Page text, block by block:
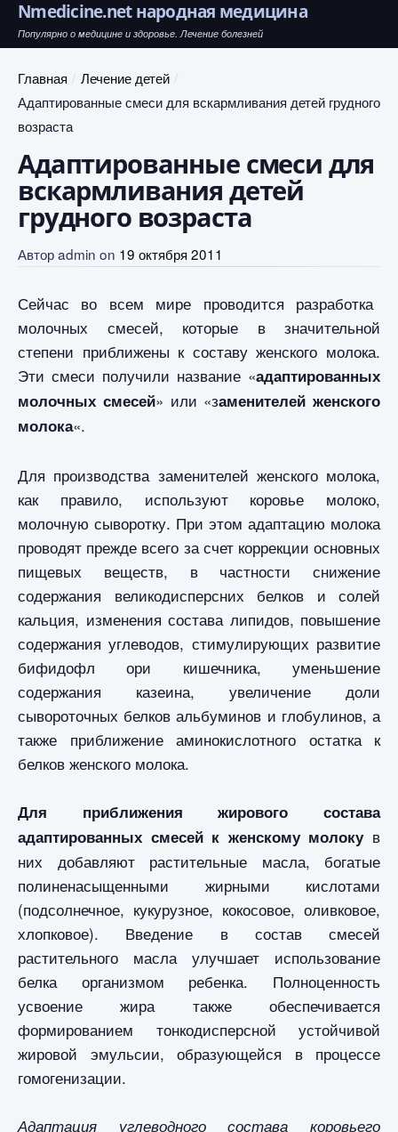
Nmedicine.net народная медицина
Популярно о медицине и здоровье. Лечение болезней
Главная
Лечение детей
Адаптированные смеси для вскармливания детей грудного
возраста
Адаптированные смеси для
вскармливания детей
грудного возраста
Авторadmin on 19 октября 2011
Сейчас во всем мире проводится разработка
молочных смесей, которые в значительной
степени приближены к составу женского молока.
Эти смеси получили название «адаптированных
молочных смесей» или «заменителей женского
молока«.
Для производства заменителей женского молока,
как правило, используют коровье молоко,
молочную сыворотку. При этом адаптацию молока
проводят прежде всего за счет коррекции основных
пищевых веществ, в частности снижение
содержания великодисперсних белков и солей
кальция, изменения состава липидов, повышение
содержания углеводов, стимулирующих развитие
бифидофл ори кишечника, уменьшение
содержания казеина, увеличение доли
сывороточных белков альбуминов и глобулинов, а
также приближение аминокислотного остатка к
белков женского молока.
Для приближения жирового состава
адаптированных смесей к женскому молокув
них добавляют растительные масла, богатые
полиненасыщенными жирными кислотами
(подсолнечное, кукурузное, кокосовое, оливковое,
хлопковое). Введение в состав смесей
растительного масла улучшает использование
белка организмом ребенка. Полноценность
усвоение жира также обеспечивается
формированием тонкодисперсной устойчивой
жировой эмульсии, образующейся в процессе
гомогенизации.
Адаптация углеводного состава коровьего